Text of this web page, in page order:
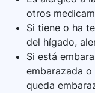
otros
Si tiene o ha
del hígado,
Si está
embarazada o
queda